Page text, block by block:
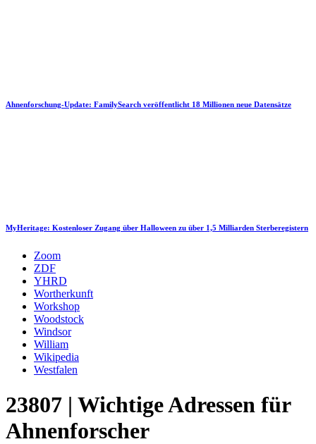
Ahnenforschung-Update: FamilySearch veröffentlicht 18 Millionen neue Datensätze
MyHeritage: Kostenloser Zugang über Halloween zu über 1,5 Milliarden Sterberegistern
Zoom
ZDF
YHRD
Wortherkunft
Workshop
Woodstock
Windsor
William
Wikipedia
Westfalen
23807 | Wichtige Adressen für
Ahnenforscher